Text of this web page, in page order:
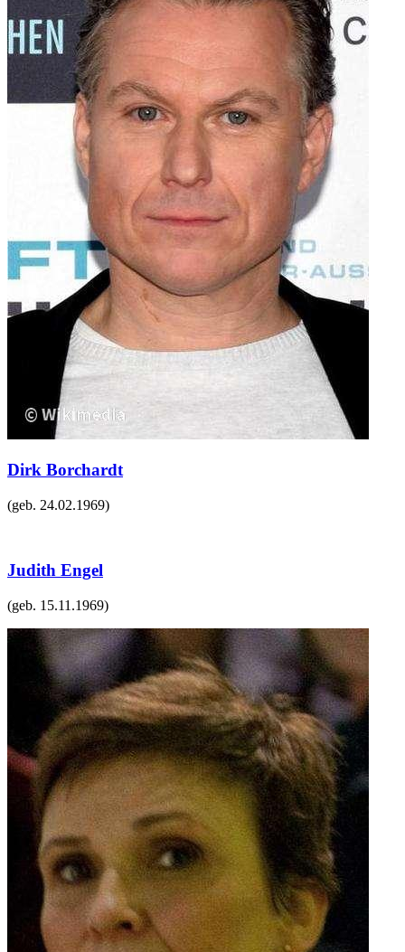
Dirk Borchardt
(geb. 24.02.1969)
Judith Engel
(geb. 15.11.1969)